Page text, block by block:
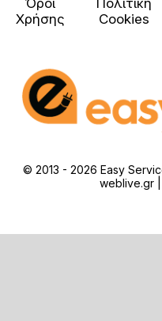
Όροι
Χρήσης
Πολιτική
Cookies
© 2013 - 2026 Easy
weblive.gr